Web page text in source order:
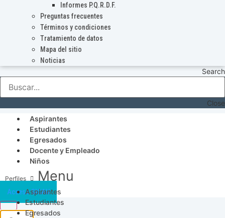
Informes P.Q.R.D.F.
Preguntas frecuentes
Términos y condiciones
Tratamiento de datos
Mapa del sitio
Noticias
Search
Close
Aspirantes
Estudiantes
Egresados
Docente y Empleado
Niños
Menu
Aspirantes
Estudiantes
Egresados
Acceso SICAU